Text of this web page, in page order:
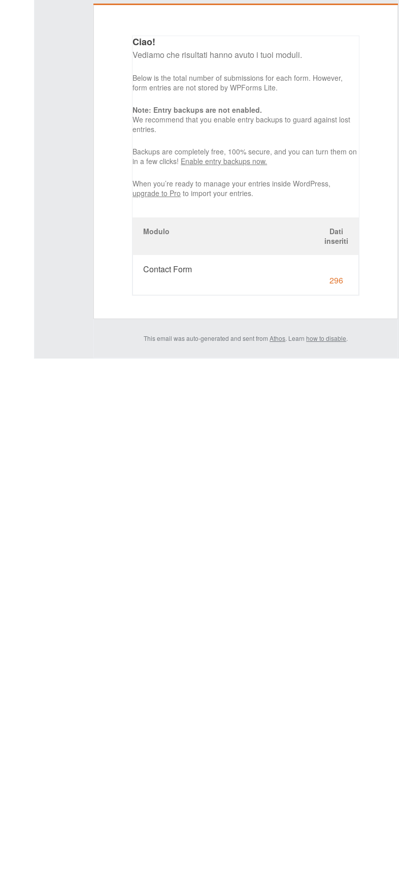
Ciao!
Vediamo che risultati hanno avuto i tuoi moduli.
Below is the total number of submissions for each form. However,
form entries are not stored by WPForms Lite.
Note: Entry backups are not enabled.
We recommend that you enable entry backups to guard against lost
entries.
Backups are completely free, 100% secure, and you can turn them on
in a few clicks! Enable entry backups now.
When you’re ready to manage your entries inside WordPress,
upgrade to Pro to import your entries.
Modulo
Dati
inseriti
Contact Form
296
This email was auto-generated and sent fromAthos. Learn how to disable.